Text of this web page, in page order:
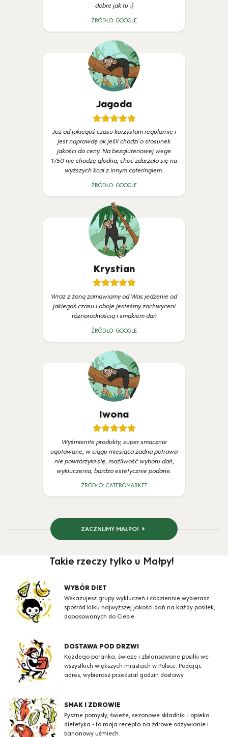
dobre jak tu :)
ŹRÓDŁO: GOOGLE
Jagoda
Już od jakiegoś czasu korzystam regularnie i
jest naprawdę ok jeśli chodzi o stosunek
jakości do ceny. Na bezglutenowej wege
1750 nie chodzę głodna, choć zdarzało się na
wyższych kcal z innym cateringiem.
ŹRÓDŁO: GOOGLE
Krystian
Wraz z żoną zamawiamy od Was jedzenie od
jakiegoś czasu i oboje jesteśmy zachwyceni
różnorodnością i smakiem dań
ŹRÓDŁO: GOOGLE
Iwona
Wyśmienite produkty, super smacznie
ugotowane, w ciągu miesiąca żadna potrawa
nie powtórzyła się, możliwość wyboru dań,
wykluczenia, bardzo estetycznie podane.
ŹRÓDŁO: CATEROMARKET
ZACZNIJMY MAŁPO!
Takie rzeczy tylko u Małpy!
WYBÓR DIET
Wskazujesz grupy wykluczeń i codziennie wybierasz
spośród kilku najwyższej jakości dań na każdy posiłek,
dopasowanych do Ciebie.
DOSTAWA POD DRZWI
Każdego poranka, świeże i zbilansowane posiłki we
wszystkich większych miastach w Polsce. Podając
adres, wybierasz przedział godzin dostawy.
SMAK I ZDROWIE
Pyszne pomysły, świeże, sezonowe składniki i opieka
dietetyka - to moja recepta na zdrowe odżywianie i
bananowy uśmiech.